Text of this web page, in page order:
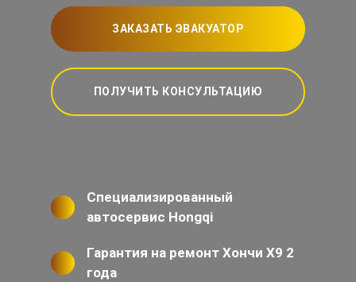
ЗАКАЗАТЬ ЭВАКУАТОР
ПОЛУЧИТЬ КОНСУЛЬТАЦИЮ
Специализированный
автосервис Hongqi
Гарантия на ремонт Хончи Х9 2
года